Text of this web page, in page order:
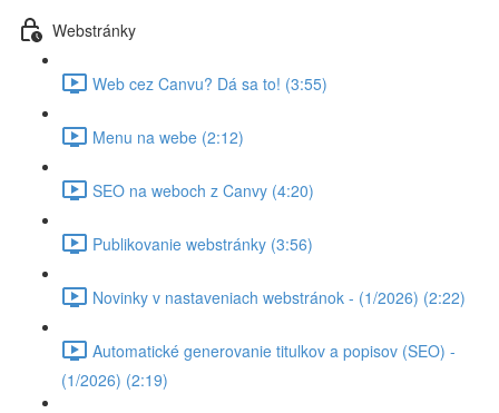
Webstránky
Web cez Canvu? Dá sa to! (3:55)
Menu na webe (2:12)
SEO na weboch z Canvy (4:20)
Publikovanie webstránky (3:56)
Novinky v nastaveniach webstránok - (1/2026) (2:22)
Automatické generovanie titulkov a popisov (SEO) -
(1/2026) (2:19)